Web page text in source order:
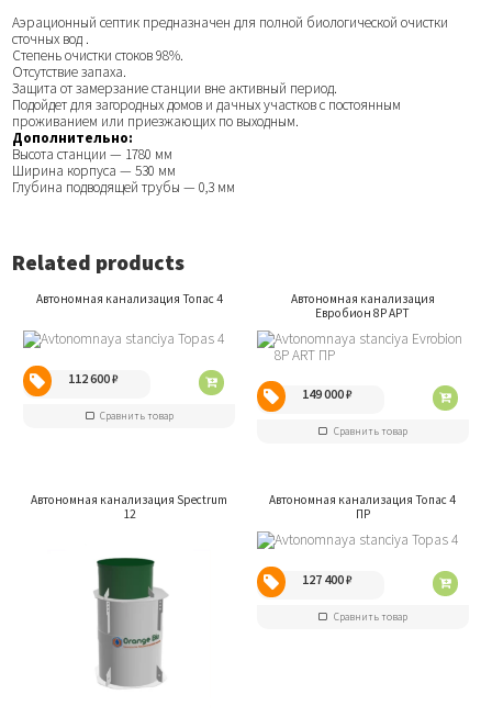
Аэрационный септик предназначен для полной биологической очистки
сточных вод .
Степень очистки стоков 98%.
Отсутствие запаха.
Защита от замерзание станции вне активный период.
Подойдет для загородных домов и дачных участков с постоянным
проживанием или приезжающих по выходным.
Дополнительно:
Высота станции — 1780 мм
Ширина корпуса — 530 мм
Глубина подводящей трубы — 0,3 мм
Related products
Автономная канализация Топас 4
112 600₽
Сравнить товар
Автономная канализация
Евробион 8P АРТ
149 000₽
Сравнить товар
Автономная канализация Spectrum
12
Автономная канализация Топас 4
ПР
127 400₽
Сравнить товар